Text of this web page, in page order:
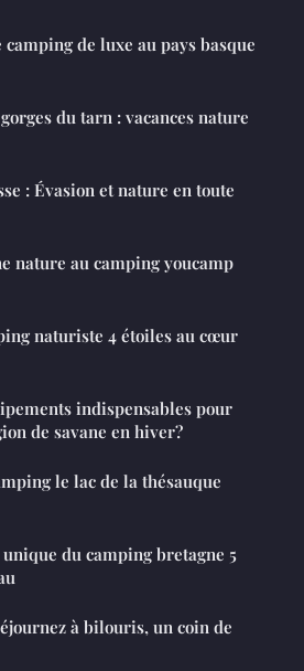
de luxe au pays basque
du tarn : vacances nature
: Évasion et nature en toute
nature au camping youcamp
naturiste 4 étoiles au cœur
indispensables pour
de savane en hiver?
le lac de la thésauque
du camping bretagne 5
à bilouris, un coin de